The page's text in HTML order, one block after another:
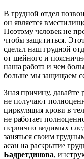
В грудной отдел
он является
Поэтому человек не
чтобы защититься.
сделал наш грудной
от шейного и
наша работа и чем
больше мы защищаем
Зная причину, давайте
не получают
циркуляция крови в
не работает
первично видимых
заняться своим
асан на раскрытие
Бадретдинова,